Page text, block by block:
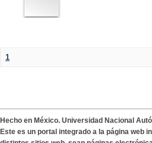
1
Hecho en México. Universidad Nacional
Este es un portal integrado a la página web